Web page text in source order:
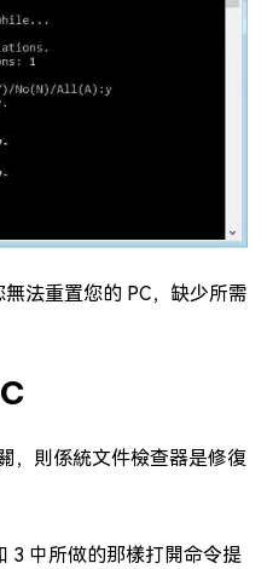
法重置您的 PC，缺少所需
，則係統文件檢查器是修復
3 中所做的那樣打開命令提